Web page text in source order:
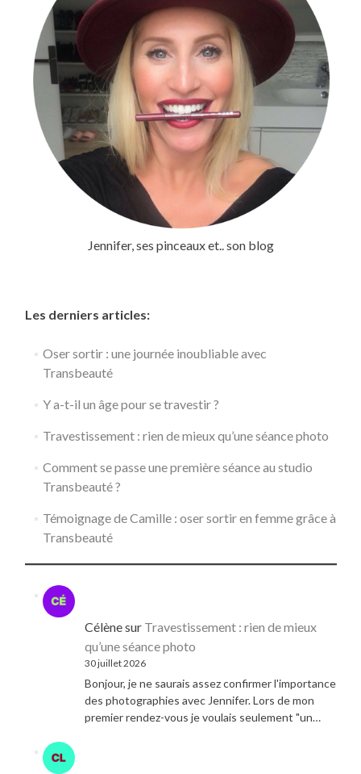
Jennifer, ses pinceaux et.. son blog
Les derniers articles:
Oser sortir : une journée inoubliable avec
Transbeauté
Y a-t-il un âge pour se travestir ?
Travestissement : rien de mieux qu’une séance photo
Comment se passe une première séance au studio
Transbeauté ?
Témoignage de Camille : oser sortir en femme grâce à
Transbeauté
Célènesur Travestissement : rien de mieux
qu’une séance photo
30 juillet 2026
Bonjour, je ne saurais assez confirmer l'importance
des photographies avec Jennifer. Lors de mon
premier rendez-vous je voulais seulement "un…